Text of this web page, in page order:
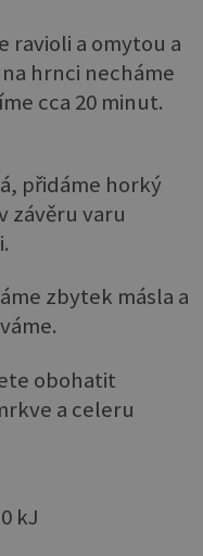
ravioli a omytou a
hrnci necháme
cca 20 minut.
přidáme horký
závěru varu
zbytek másla a
obohatit
a celeru
kJ